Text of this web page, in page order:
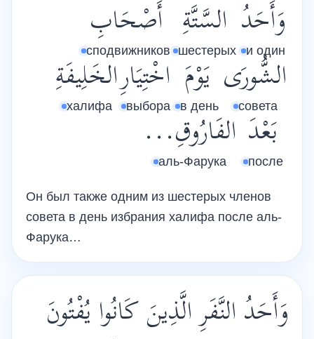
وَأَحَدُ
и один
السَّتَّةِ
шестерых
أَصْحَابِ
сподвижников
الشُّورَى
совета
يَوْمَ
в день
اخْتِيَارِ
выбора
الخَلِيفَةِ
халифа
بَعْدَ
после
الفَارُوقِ...
аль-Фарука
Он был также одним из шестерых членов
совета в день избрания халифа после аль-
Фарука…
وَأَحَدُ النَّفَرِ الَّذِينَ كَانُوا يُفْتُونَ